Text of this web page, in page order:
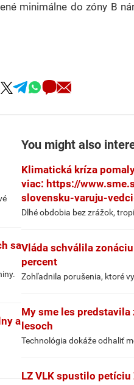
minimálne do zóny B
sa
a
You might also
Klimatická kríza
viac: https://
slovensku-varuju-
Dlhé obdobia bez zrážok,
Vláda schválila
percent
Zohľadnila porušenia, ktoré
My sme les
lesoch
Technológia dokáže odhaliť
LZ VLK spustilo petíciu